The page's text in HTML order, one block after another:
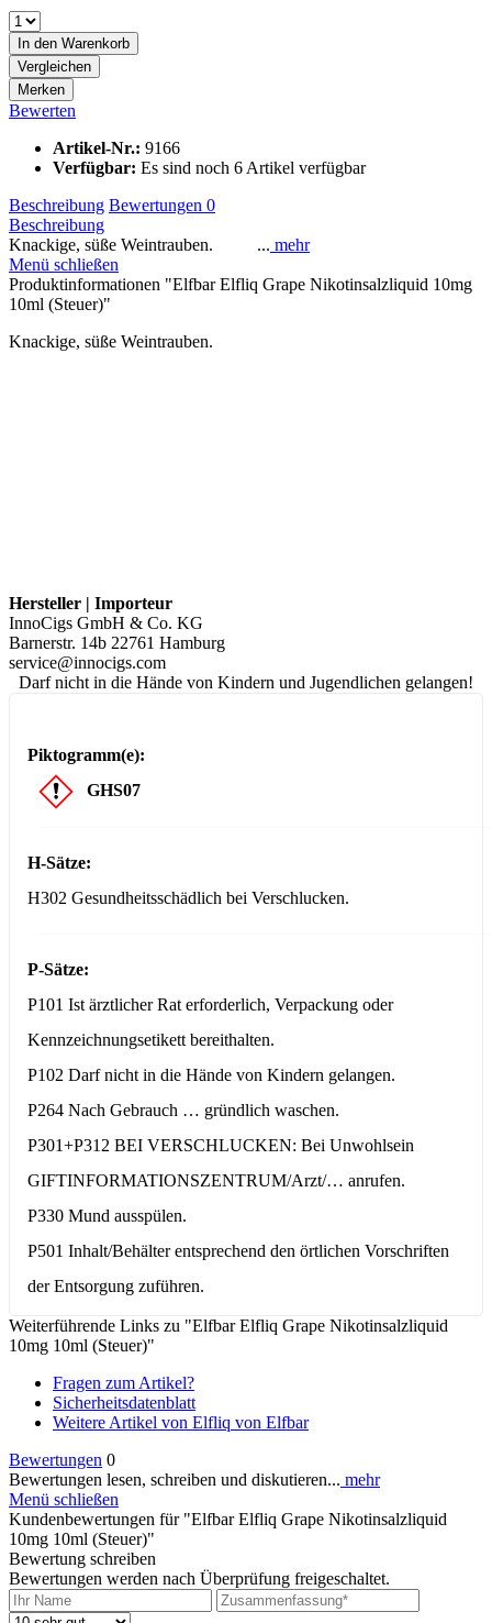
In den Warenkorb
Vergleichen
Merken
Bewerten
Artikel-Nr.: 9166
Verfügbar: Es sind noch 6 Artikel verfügbar
Beschreibung Bewertungen 0
Beschreibung
Knackige, süße Weintrauben. ... mehr
Menü schließen
Produktinformationen "Elfbar Elfliq Grape Nikotinsalzliquid 10mg
10ml (Steuer)"
Knackige, süße Weintrauben.
Hersteller | Importeur
InnoCigs GmbH & Co. KG
Barnerstr. 14b 22761 Hamburg
service@innocigs.com
Darf nicht in die Hände von Kindern und Jugendlichen gelangen!
Piktogramm(e):
GHS07
H-Sätze:
H302 Gesundheitsschädlich bei Verschlucken.
P-Sätze:
P101 Ist ärztlicher Rat erforderlich, Verpackung oder
Kennzeichnungsetikett bereithalten.
P102 Darf nicht in die Hände von Kindern gelangen.
P264 Nach Gebrauch … gründlich waschen.
P301+P312 BEI VERSCHLUCKEN: Bei Unwohlsein
GIFTINFORMATIONSZENTRUM/Arzt/… anrufen.
P330 Mund ausspülen.
P501 Inhalt/Behälter entsprechend den örtlichen Vorschriften
der Entsorgung zuführen.
Weiterführende Links zu "Elfbar Elfliq Grape Nikotinsalzliquid
10mg 10ml (Steuer)"
Fragen zum Artikel?
Sicherheitsdatenblatt
Weitere Artikel von Elfliq von Elfbar
Bewertungen 0
Bewertungen lesen, schreiben und diskutieren... mehr
Menü schließen
Kundenbewertungen für "Elfbar Elfliq Grape Nikotinsalzliquid
10mg 10ml (Steuer)"
Bewertung schreiben
Bewertungen werden nach Überprüfung freigeschaltet.